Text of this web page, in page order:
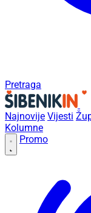
Pretraga
Najnovije Vijesti
Kolumne
Promo